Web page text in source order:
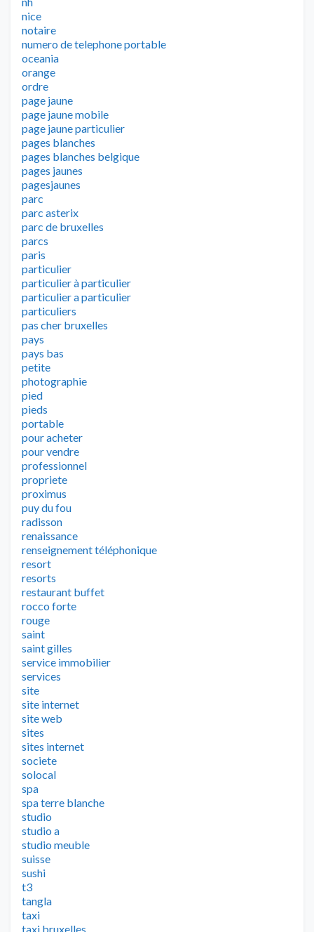
nice
notaire
numero de telephone portable
oceania
orange
ordre
page jaune
page jaune mobile
page jaune particulier
pages blanches
pages blanches belgique
pages jaunes
pagesjaunes
parc
parc asterix
parc de bruxelles
parcs
paris
particulier
particulier à particulier
particulier a particulier
particuliers
pas cher bruxelles
pays
pays bas
petite
photographie
pied
pieds
portable
pour acheter
pour vendre
professionnel
propriete
proximus
puy du fou
radisson
renaissance
renseignement téléphonique
resort
resorts
restaurant buffet
rocco forte
rouge
saint
saint gilles
service immobilier
services
site
site internet
site web
sites
sites internet
societe
solocal
spa
spa terre blanche
studio
studio a
studio meuble
suisse
sushi
t3
tangla
taxi
taxi bruxelles